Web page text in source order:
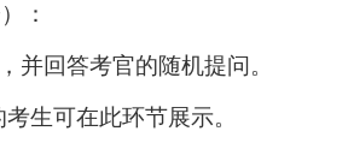
：
并回答考官的随机提问。
生可在此环节展示。